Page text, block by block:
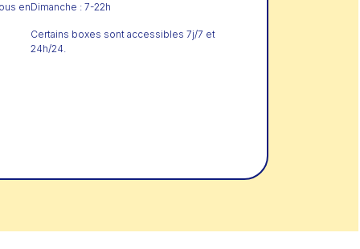
enDimanche : 7-22h
Certains boxes sont accessibles 7j/7 et
24h/24.